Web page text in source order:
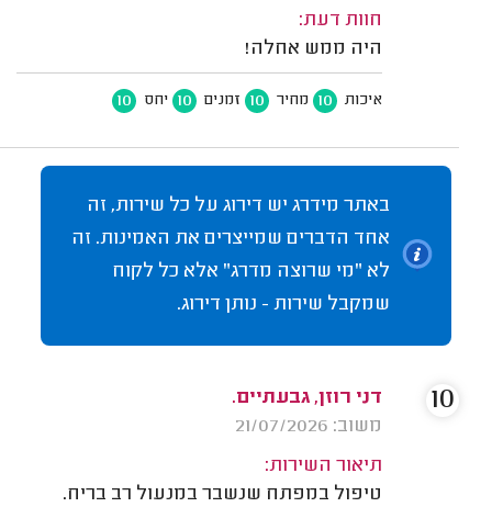
חוות דעת:
היה ממש אחלה!
איכות 10 מחיר 10 זמנים 10 יחס 10
באתר מידרג יש דירוג על כל שירות, זה
אחד הדברים שמייצרים את האמינות. זה
לא "מי שרוצה מדרג" אלא כל לקוח
שמקבל שירות - נותן דירוג.
דני רוזן, גבעתיים.
משוב: 21/07/2026
תיאור השירות:
טיפול במפתח שנשבר במנעול רב בריח.
10